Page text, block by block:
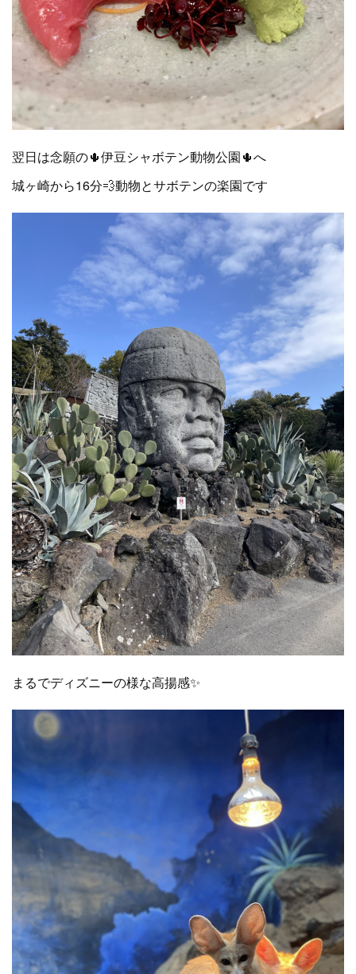
翌日は念願の🌵伊豆シャボテン動物公園🌵へ
城ヶ崎から16分💨動物とサボテンの楽園です
まるでディズニーの様な高揚感✨